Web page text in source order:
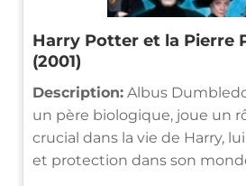
Harry Potter et la Pierre
(2001)
Description: Albus
un père biologique, joue un
crucial dans la vie de Harry,
et protection dans son